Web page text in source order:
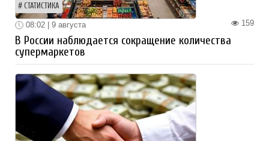
СТАТИСТИКА
159
08:02 | 9 августа
В России наблюдается сокращение количества
супермаркетов